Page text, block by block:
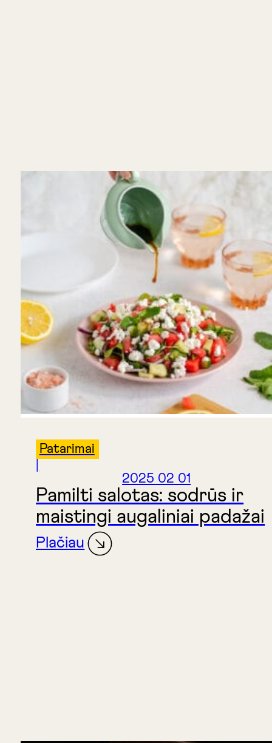
Patarimai
2025 02 01
Pamilti salotas: sodrūs ir
maistingi augaliniai padažai
Plačiau